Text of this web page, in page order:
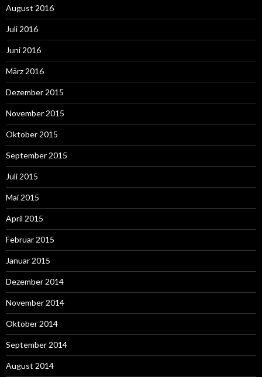
August 2016
Juli 2016
Juni 2016
März 2016
Dezember 2015
November 2015
Oktober 2015
September 2015
Juli 2015
Mai 2015
April 2015
Februar 2015
Januar 2015
Dezember 2014
November 2014
Oktober 2014
September 2014
August 2014